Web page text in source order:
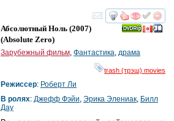
смотреть
Абсолютный Ноль (2007)
(Absolute Zero)
Зарубежный фильм, Фантастика, драма
trash (трэш) movies
Режиссер: Роберт Ли
В ролях: Джефф Фэйи, Эрика Элениак, Билл
Дау